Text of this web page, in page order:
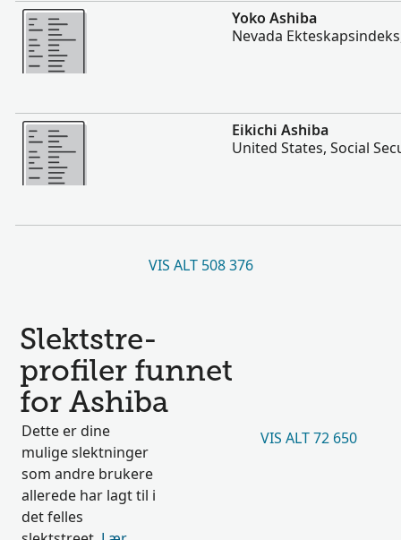
Flere
Yoko Ashiba
Nevada
Flere
Eikichi Ashiba
United States, Social
VIS ALT 508 376
Slektstre-
profiler funnet
for Ashiba
Dette er dine
mulige slektninger
som andre brukere
allerede har lagt til i
det felles
VIS ALT 72 650